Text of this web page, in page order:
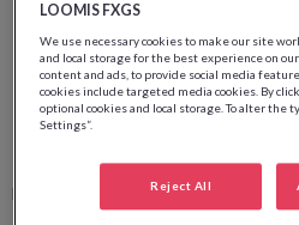
Externaliser
La gestion des devises,l’achat, la
la
LOOMIS FXGS
We use necessary cookies to make our site
and local storage for the best experience on
content and ads, to provide social media
cookies include targeted media cookies. By
optional cookies and local storage. To alter the
Settings”.
Reject All